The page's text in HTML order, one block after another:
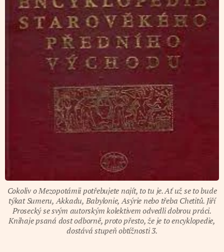
Cokoliv o Mezopotámii potřebujete najít, to tu je. Ať už se to bude
týkat Sumeru, Akkadu, Babylonie, Asýrie nebo třeba Chetitů. Jiří
Prosecký se svým autorským kolektivem odvedli dobrou práci.
Knihaje psaná dost odborně, proto přesto, že je to encyklopedie,
dostává stupeň obtížnosti 3.